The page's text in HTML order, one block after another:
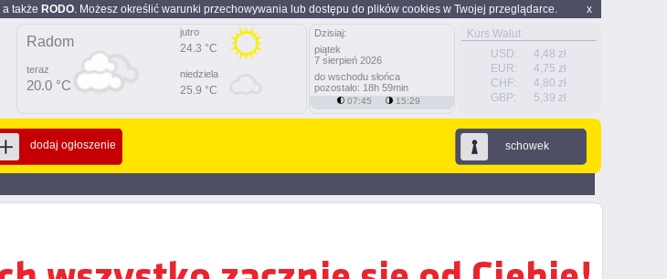
x
a także RODO. Możesz określić warunki przechowywania lub dostępu do plików cookies w Twojej przeglądarce.
Kurs Walut
USD:
4,48 zł
EUR:
4,75 zł
CHF:
4,80 zł
GBP:
5,39 zł
Radom
teraz
20.0 °C
jutro
24.3 °C
niedziela
25.9 °C
Dzisiaj:
piątek
7 sierpień 2026
do wschodu słońca
pozostało: 18h 59min
07:45 15:29
schowek
dodaj ogłoszenie